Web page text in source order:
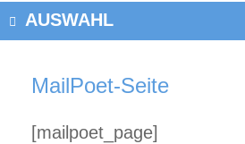
AUSWAHL
MailPoet-Seite
[mailpoet_page]